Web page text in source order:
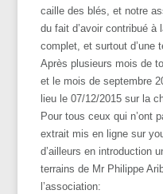
caille des blés, et notre
du fait d’avoir contribué à
complet, et surtout d’une
Après plusieurs mois de
et le mois de septembre
lieu le 07/12/2015 sur la
Pour tous ceux qui n’ont
extrait mis en ligne sur
d’ailleurs en introduction
terrains de Mr Philippe
l’association: